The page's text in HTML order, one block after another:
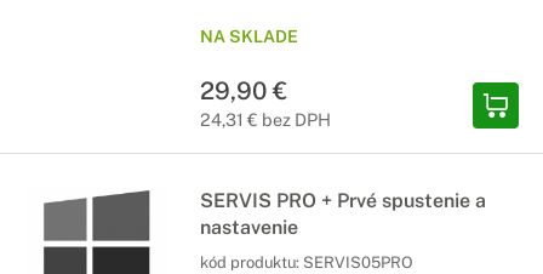
NA SKLADE
29,90 €
24,31 € bez DPH
SERVIS PRO + Prvé spustenie a
nastavenie
kód produktu: SERVIS05PRO